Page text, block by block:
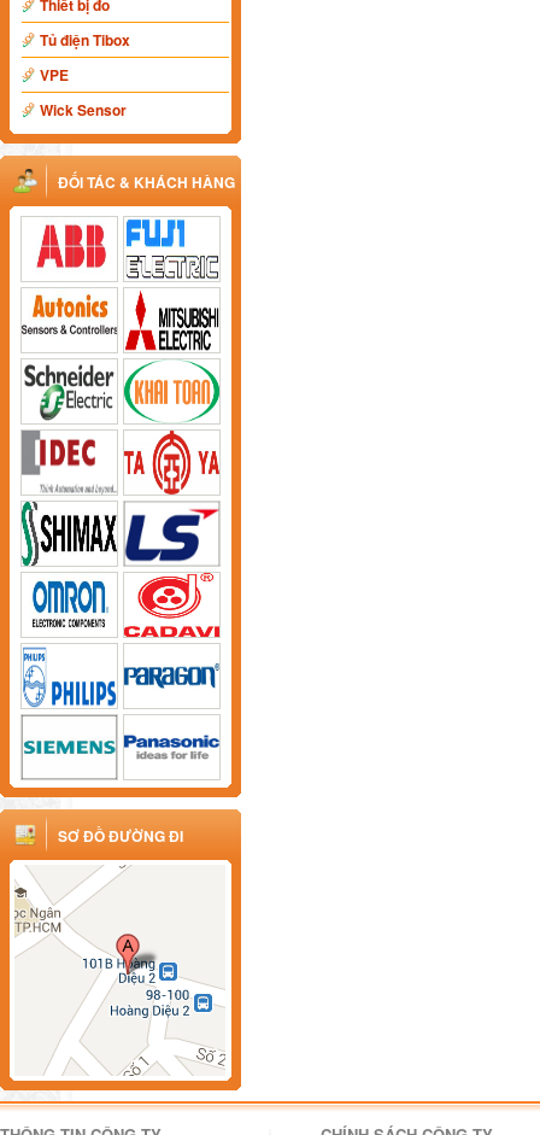
Thiết bị đo
Tủ điện Tibox
VPE
Wick Sensor
ĐỐI TÁC & KHÁCH HÀNG
SƠ ĐỒ ĐƯỜNG ĐI